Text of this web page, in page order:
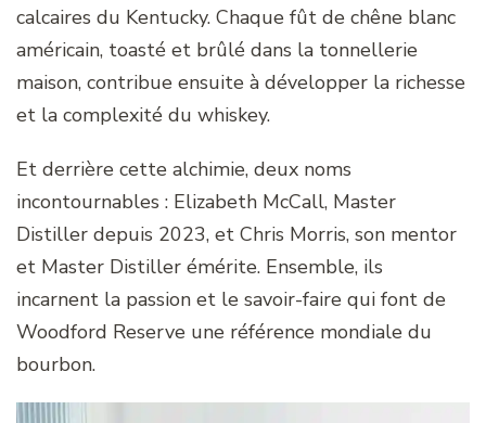
calcaires du Kentucky. Chaque fût de chêne blanc
américain, toasté et brûlé dans la tonnellerie
maison, contribue ensuite à développer la richesse
et la complexité du whiskey.
Et derrière cette alchimie, deux noms
incontournables : Elizabeth McCall, Master
Distiller depuis 2023, et Chris Morris, son mentor
et Master Distiller émérite. Ensemble, ils
incarnent la passion et le savoir-faire qui font de
Woodford Reserve une référence mondiale du
bourbon.